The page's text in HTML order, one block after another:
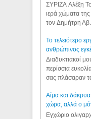
ΣΥΡΙΖΑ Αλέξη
ιερά χώματα της
τον Δημήτρη
Το τελειότερο
ανθρώπινος
Διαδυκτιακοί
περίσσια
σας πλάσαραν
Αίμα και
χώρα, αλλά ο
Εγχώριο